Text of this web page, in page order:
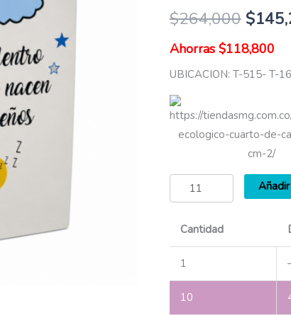
$264,000 $
Ahorras $118,800
UBICACION: T-515- T-16
https://
ecologico-cuarto-de-
cm-2/
cm
cantidad
Cantidad
1
10